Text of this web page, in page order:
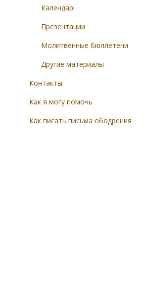
Календарі
Презентации
Молитвенные бюллетени
Другие материалы
Контакты
Как я могу помочь
Как писать письма ободрения